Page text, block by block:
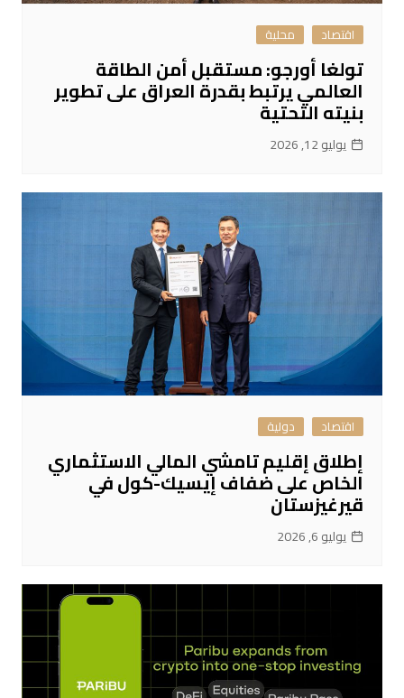
اقتصاد محلية
تولغا أورجو: مستقبل أمن الطاقة
العالمي يرتبط بقدرة العراق على تطوير
بنيته التحتية
يوليو 12, 2026
اقتصاد دولية
إطلاق إقليم تامشي المالي الاستثماري
الخاص على ضفاف إيسيك-كول في
قيرغيزستان
يوليو 6, 2026